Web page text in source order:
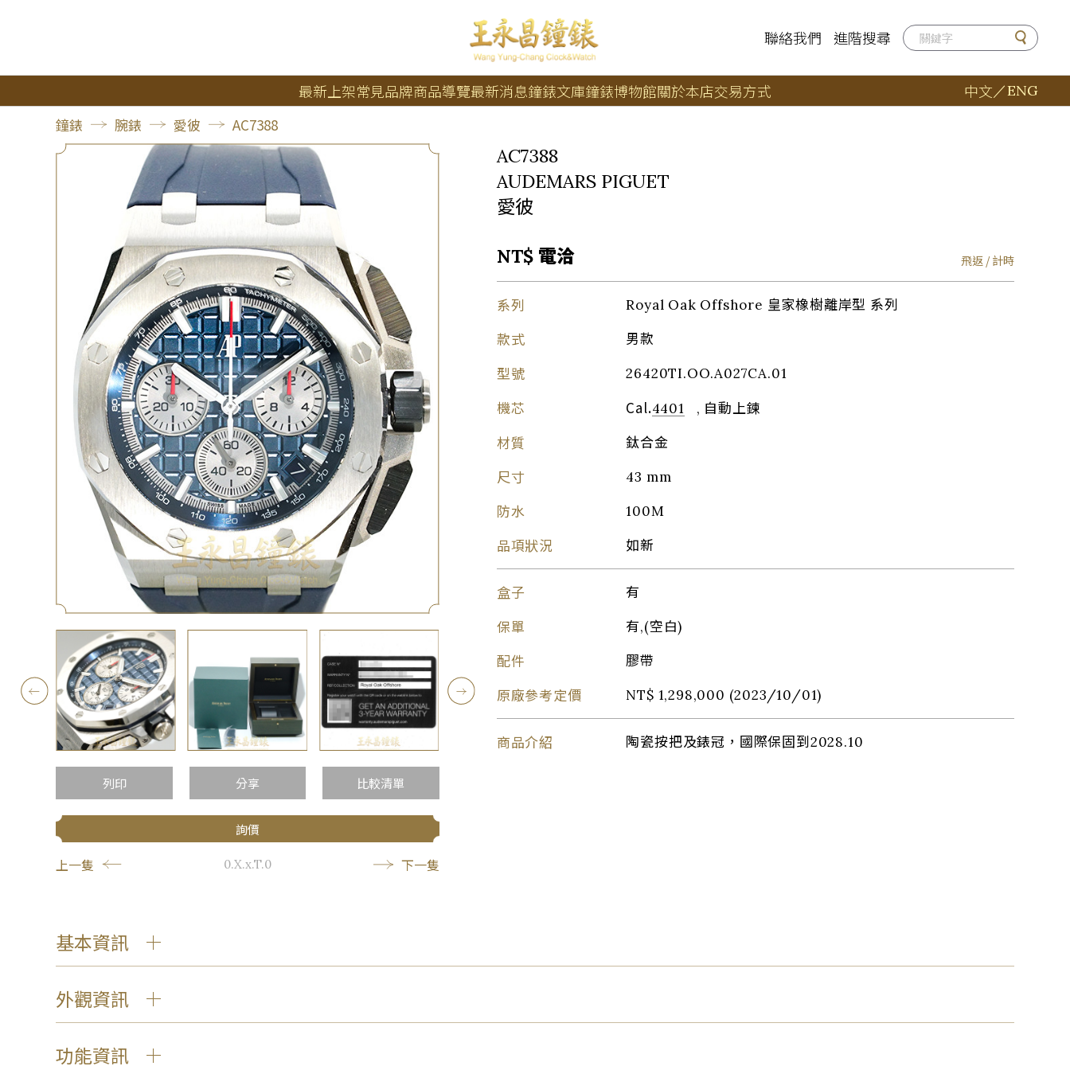
聯絡我們 進階搜尋
最新上架常見品牌商品導覽最新消息鐘錶文庫鐘錶博物館關於本店交易方式 中文／ENG
鐘錶 腕錶 愛彼 AC7388
…
列印 分享 比較清單
詢價
上一隻 0.X.x.T.0 下一隻
AC7388
AUDEMARS PIGUET
愛彼
NT$ 電洽 飛返 / 計時
系列 Royal Oak Offshore 皇家橡樹離岸型 系列
款式 男款
型號 26420TI.OO.A027CA.01
機芯 Cal.4401 , 自動上鍊
材質 鈦合金
尺寸 43 mm
防水 100M
品項狀況 如新
盒子 有
保單 有,(空白)
配件 膠帶
原廠參考定價 NT$ 1,298,000 (2023/10/01)
商品介紹 陶瓷按把及錶冠，國際保固到2028.10
基本資訊
外觀資訊
功能資訊